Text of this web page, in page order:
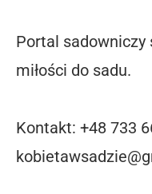
Portal
miłości do sadu.
Kontakt: +48 733